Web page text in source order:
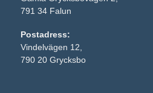
791 34 Falun
Postadress:
Vindelvägen 12,
790 20 Grycksbo
Nödvändiga
Dessa kakor